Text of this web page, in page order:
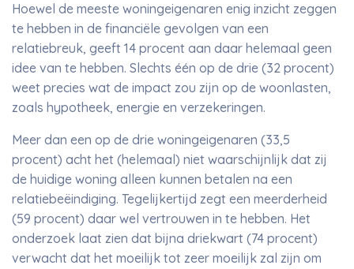
Hoewel de meeste woningeigenaren enig inzicht zeggen
te hebben in de financiële gevolgen van een
relatiebreuk, geeft 14 procent aan daar helemaal geen
idee van te hebben. Slechts één op de drie (32 procent)
weet precies wat de impact zou zijn op de woonlasten,
zoals hypotheek, energie en verzekeringen.
Meer dan een op de drie woningeigenaren (33,5
procent) acht het (helemaal) niet waarschijnlijk dat zij
de huidige woning alleen kunnen betalen na een
relatiebeëindiging. Tegelijkertijd zegt een meerderheid
(59 procent) daar wel vertrouwen in te hebben. Het
onderzoek laat zien dat bijna driekwart (74 procent)
verwacht dat het moeilijk tot zeer moeilijk zal zijn om